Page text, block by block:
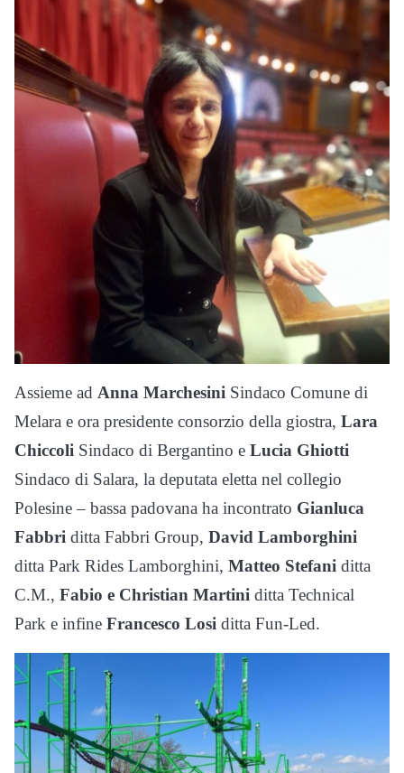
Assieme ad Anna Marchesini Sindaco Comune di
Melara e ora presidente consorzio della giostra, Lara
Chiccoli Sindaco di Bergantino e Lucia Ghiotti
Sindaco di Salara, la deputata eletta nel collegio
Polesine – bassa padovana ha incontrato Gianluca
Fabbri ditta Fabbri Group, David Lamborghini
ditta Park Rides Lamborghini, Matteo Stefani ditta
C.M., Fabio e Christian Martini ditta Technical
Park e infine Francesco Losi ditta Fun-Led.